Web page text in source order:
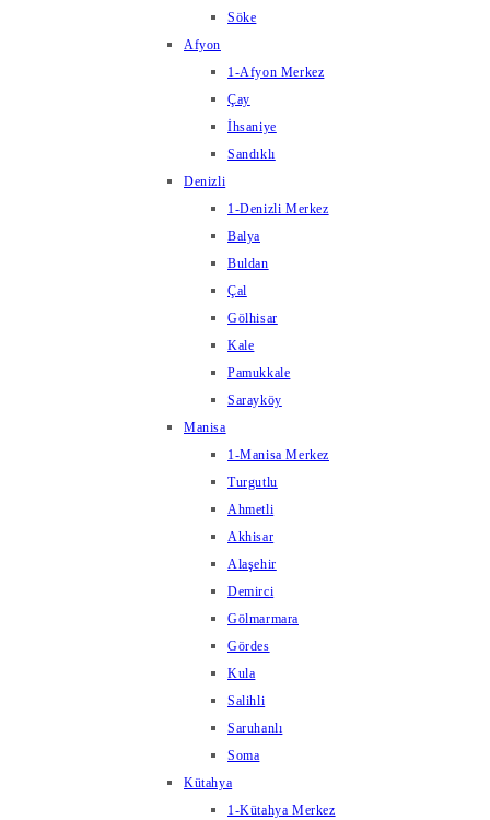
Söke
Afyon
1-Afyon Merkez
Çay
İhsaniye
Sandıklı
Denizli
1-Denizli Merkez
Balya
Buldan
Çal
Gölhisar
Kale
Pamukkale
Sarayköy
Manisa
1-Manisa Merkez
Turgutlu
Ahmetli
Akhisar
Alaşehir
Demirci
Gölmarmara
Gördes
Kula
Salihli
Saruhanlı
Soma
Kütahya
1-Kütahya Merkez